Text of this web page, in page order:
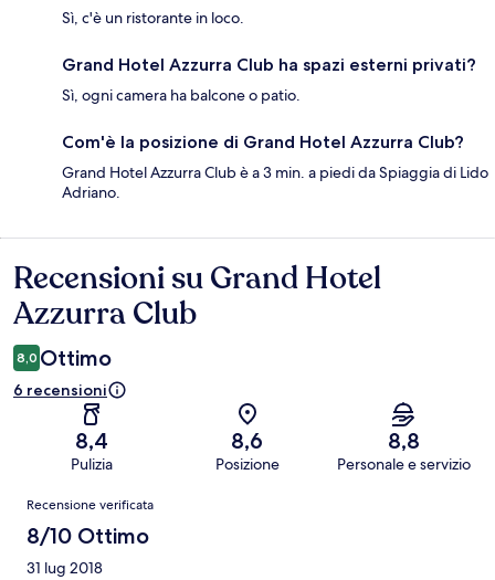
Sì, c'è un ristorante in loco.
Grand Hotel Azzurra Club ha spazi esterni privati?
Sì, ogni camera ha balcone o patio.
Com'è la posizione di Grand Hotel Azzurra Club?
Grand Hotel Azzurra Club è a 3 min. a piedi da Spiaggia di Lido
Adriano.
Recensioni
Recensioni su Grand Hotel
Azzurra Club
8,0 Ottimo
6 recensioni
8,4
Pulizia
8,6
Posizione
8,8
Personale e servizio
Recensioni
Recensione verificata
8/10 Ottimo
31 lug 2018